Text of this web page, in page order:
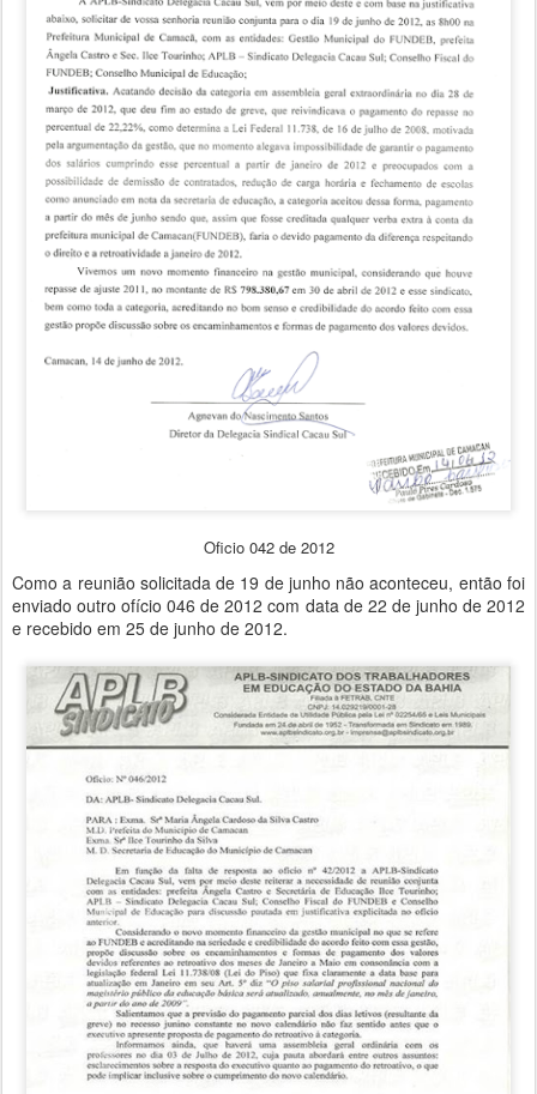
Oficio 042 de 2012
Como a reunião solicitada de 19 de junho não aconteceu, então foi
enviado outro ofício 046 de 2012 com data de 22 de junho de 2012
e recebido em 25 de junho de 2012.